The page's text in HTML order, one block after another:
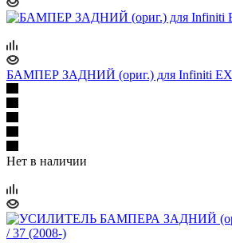
БАМПЕР ЗАДНИЙ (ориг.) для Infiniti EX
Нет в наличии